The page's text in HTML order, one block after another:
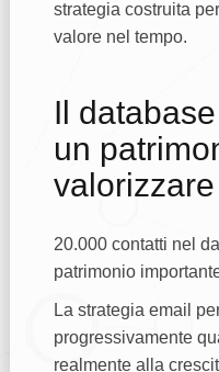
strategia costruita
valore nel tempo.
Il
un
20.000 contatti nel
patrimonio
La strategia email
progressivamente
realmente alla